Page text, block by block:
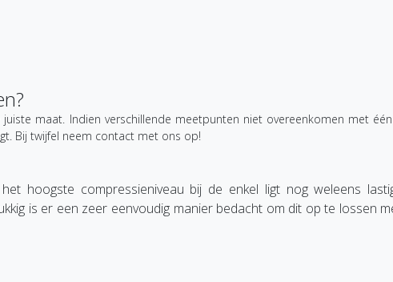
maat. Indien verschillende meetpunten niet overeenkomen met
Bij twijfel neem contact met ons op!
hoogste compressieniveau bij de enkel ligt nog weleens
is er een zeer eenvoudig manier bedacht om dit op te lossen